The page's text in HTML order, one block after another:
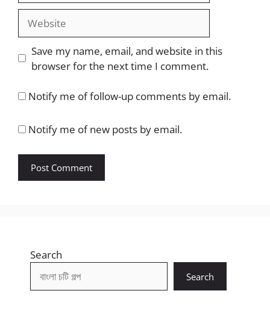
Website
Save my name, email, and website in this
browser for the next time I comment.
Notify me of follow-up comments by email.
Notify me of new posts by email.
Search
Search